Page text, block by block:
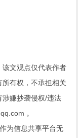
该文观点仅代表作者
有权，不承担相关
涉嫌抄袭侵权/违法
。
为信息共享平台无